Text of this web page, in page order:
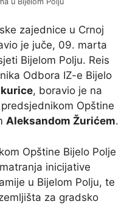
zajednice u Crnoj
je juče, 09. marta
Bijelom Polju. Reis
Odbora IZ-e Bijelo
, boravio je na
Opštine
Aleksandom Žurićem.
Opštine Bijelo Polje
inicijative
u Bijelom Polju, te
za gradsko